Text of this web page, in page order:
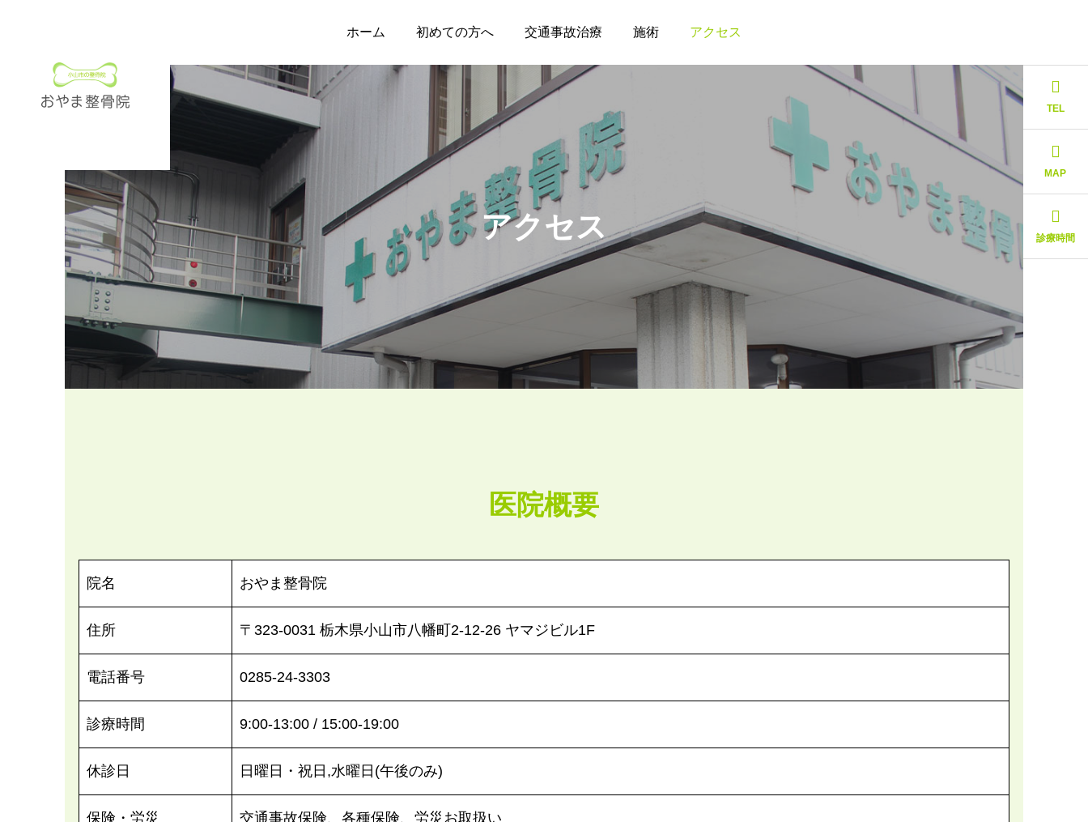
ホーム 初めての方へ 交通事故治療 施術 アクセス
をご紹介します。
施術例
おやま整骨院での施術例をご紹介します。
施術機器
当院で使われてる施術の機器をご紹介します。 おやま整骨院での
TEL
MAP
診療時間
アクセス
医院概要
院名 おやま整骨院
住所 〒323-0031 栃木県小山市八幡町2-12-26 ヤマジビル1F
電話番号 0285-24-3303
診療時間 9:00-13:00 / 15:00-19:00
休診日 日曜日・祝日,水曜日(午後のみ)
保険・労災 交通事故保険、各種保険、労災お取扱い